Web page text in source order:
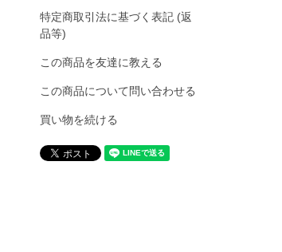
特定商取引法に基づく表記 (返
品等)
この商品を友達に教える
この商品について問い合わせる
買い物を続ける